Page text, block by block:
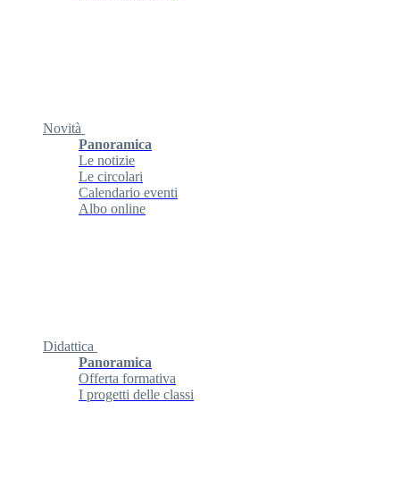
Novità
Panoramica
Le notizie
Le circolari
Calendario eventi
Albo online
Didattica
Panoramica
Offerta formativa
I progetti delle classi